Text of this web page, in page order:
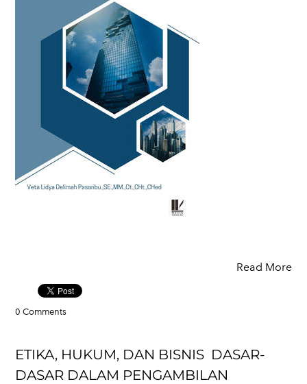
Read More
0 Comments
ETIKA, HUKUM, DAN BISNIS DASAR-
DASAR DALAM PENGAMBILAN